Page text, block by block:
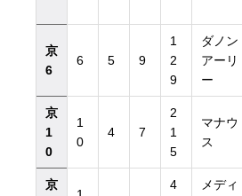
京
6
6 5 9
1
2
9
ダノン
アーリ
ー
京
1
0
1
0
4 7
2
1
5
マナウ
ス
京
4
メディ